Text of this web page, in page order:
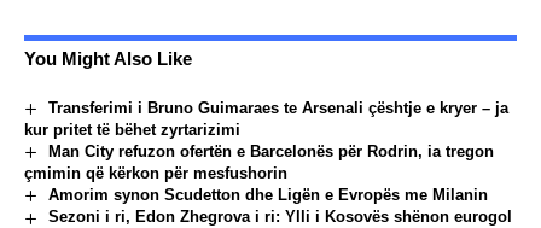
You Might Also Like
Transferimi i Bruno Guimaraes te Arsenali çështje e kryer – ja
kur pritet të bëhet zyrtarizimi
Man City refuzon ofertën e Barcelonës për Rodrin, ia tregon
çmimin që kërkon për mesfushorin
Amorim synon Scudetton dhe Ligën e Evropës me Milanin
Sezoni i ri, Edon Zhegrova i ri: Ylli i Kosovës shënon eurogol